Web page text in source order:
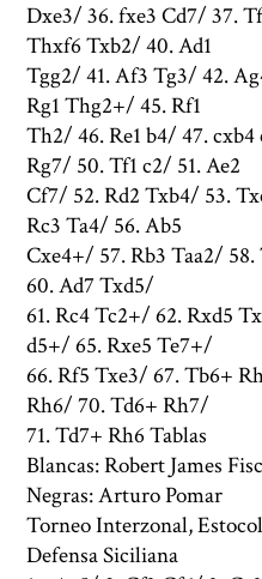
Dxe3/ 36. fxe3 Cd7/ 37.
Thxf6 Txb2/ 40. Ad1
Tgg2/ 41. Af3 Tg3/ 42.
Rg1 Thg2+/ 45. Rf1
Th2/ 46. Re1 b4/ 47.
Rg7/ 50. Tf1 c2/ 51. Ae2
Cf7/ 52. Rd2 Txb4/ 53.
Rc3 Ta4/ 56. Ab5
Cxe4+/ 57. Rb3 Taa2/
60. Ad7 Txd5/
61. Rc4 Tc2+/ 62. Rxd5
d5+/ 65. Rxe5 Te7+/
66. Rf5 Txe3/ 67. Tb6+
Rh6/ 70. Td6+ Rh7/
71. Td7+ Rh6 Tablas
Blancas: Robert James
Negras: Arturo Pomar
Torneo Interzonal,
Defensa Siciliana